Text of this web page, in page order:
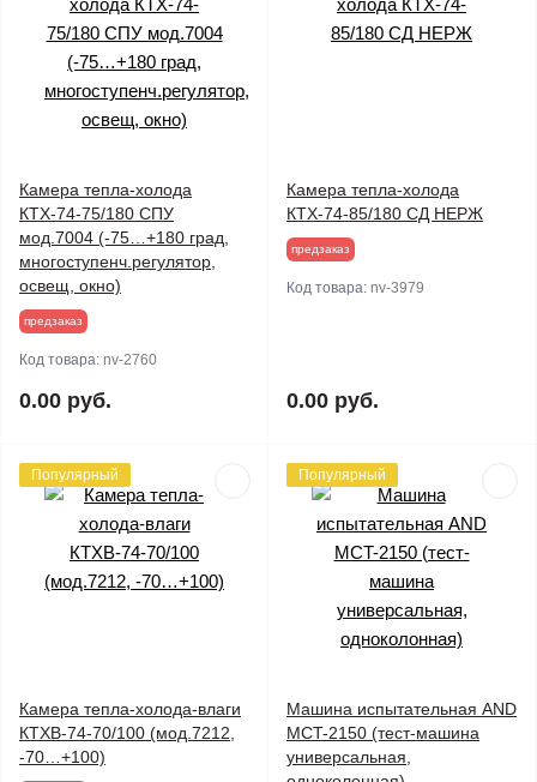
Камера тепла-холода
КТХ-74-75/180 СПУ
мод.7004 (-75…+180 град,
многоступенч.регулятор,
освещ, окно)
предзаказ
Код товара: nv-2760
0.00 руб.
Камера тепла-холода
КТХ-74-85/180 СД НЕРЖ
предзаказ
Код товара: nv-3979
0.00 руб.
Популярный
Камера тепла-холода-влаги
КТХВ-74-70/100 (мод.7212,
-70…+100)
Популярный
Машина испытательная AND
MCT-2150 (тест-машина
универсальная,